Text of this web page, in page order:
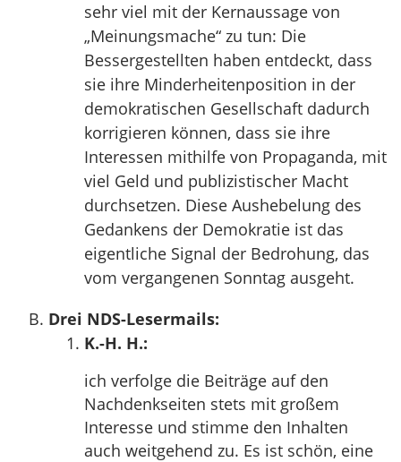
sehr viel mit der Kernaussage von
„Meinungsmache“ zu tun: Die
Bessergestellten haben entdeckt, dass
sie ihre Minderheitenposition in der
demokratischen Gesellschaft dadurch
korrigieren können, dass sie ihre
Interessen mithilfe von Propaganda, mit
viel Geld und publizistischer Macht
durchsetzen. Diese Aushebelung des
Gedankens der Demokratie ist das
eigentliche Signal der Bedrohung, das
vom vergangenen Sonntag ausgeht.
Drei NDS-Lesermails:
K.-H. H.:
ich verfolge die Beiträge auf den
Nachdenkseiten stets mit großem
Interesse und stimme den Inhalten
auch weitgehend zu. Es ist schön, eine